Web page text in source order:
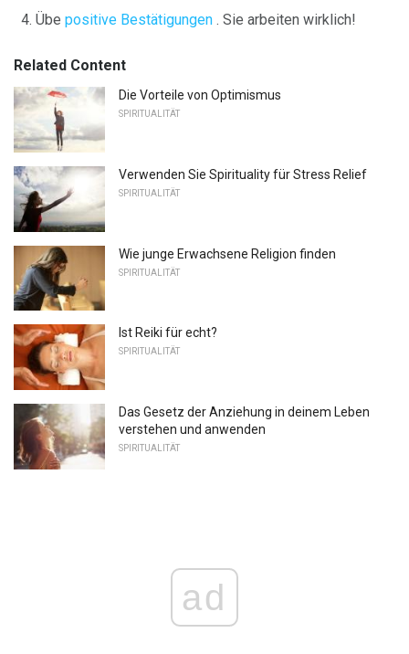
Übe positive Bestätigungen . Sie arbeiten wirklich!
Related Content
Die Vorteile von Optimismus
SPIRITUALITÄT
Verwenden Sie Spirituality für Stress Relief
SPIRITUALITÄT
Wie junge Erwachsene Religion finden
SPIRITUALITÄT
Ist Reiki für echt?
SPIRITUALITÄT
Das Gesetz der Anziehung in deinem Leben
verstehen und anwenden
SPIRITUALITÄT
ad